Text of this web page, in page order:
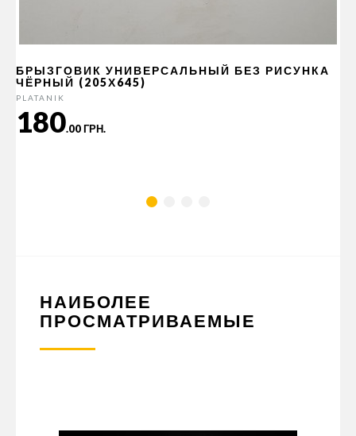
БРЫЗГОВИК УНИВЕРСАЛЬНЫЙ БЕЗ РИСУНКА
ЧЁРНЫЙ (205Х645)
PLATANIK
180.00 ГРН.
НАИБОЛЕЕ
ПРОСМАТРИВАЕМЫЕ